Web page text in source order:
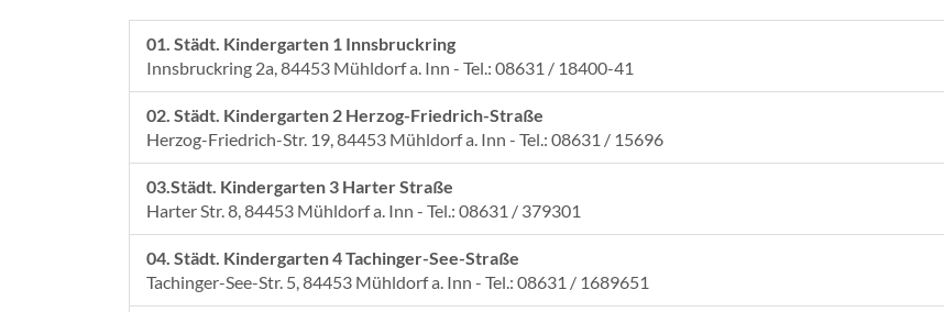
01. Städt. Kindergarten 1 Innsbruckring
Innsbruckring 2a, 84453 Mühldorf a. Inn - Tel.: 08631 / 18400-41
02. Städt. Kindergarten 2 Herzog-Friedrich-Straße
Herzog-Friedrich-Str. 19, 84453 Mühldorf a. Inn - Tel.: 08631 / 15696
03.Städt. Kindergarten 3 Harter Straße
Harter Str. 8, 84453 Mühldorf a. Inn - Tel.: 08631 / 379301
04. Städt. Kindergarten 4 Tachinger-See-Straße
Tachinger-See-Str. 5, 84453 Mühldorf a. Inn - Tel.: 08631 / 1689651